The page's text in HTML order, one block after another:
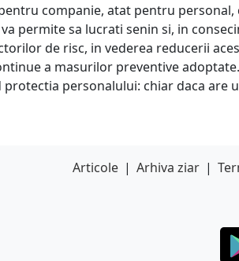
companie, atat pentru
permite sa lucrati senin si, in
de risc, in vederea reducerii
a masurilor preventive
personalului: chiar daca are
Articole | Arhiva ziar |